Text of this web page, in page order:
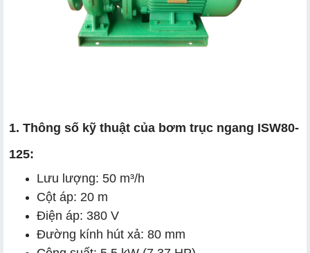
1. Thông số kỹ thuật của bơm trục ngang ISW80-
125:
Lưu lượng: 50 m³/h
Cột áp: 20 m
Điện áp: 380 V
Đường kính hút xả: 80 mm